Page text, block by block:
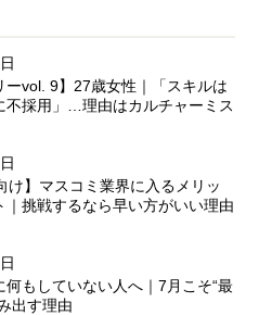
ーvol. 9】27歳女性｜「スキルは
不採用」…理由はカルチャーミス
け】マスコミ業界に入るメリッ
｜挑戦するなら早い方がいい理由
何もしていない人へ｜7月こそ“最
出す理由